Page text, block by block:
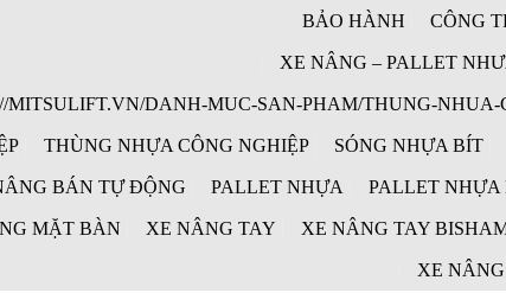
BẢO HÀNH CÔNG
XE NÂNG – PALLET
MITSULIFT.VN/DANH-MUC-SAN-PHAM/THUNG-NHUA-
THÙNG NHỰA CÔNG NGHIỆP SÓNG NHỰA BÍT
BÁN TỰ ĐỘNG PALLET NHỰA PALLET NHỰA
MẶT BÀN XE NÂNG TAY XE NÂNG TAY
XE